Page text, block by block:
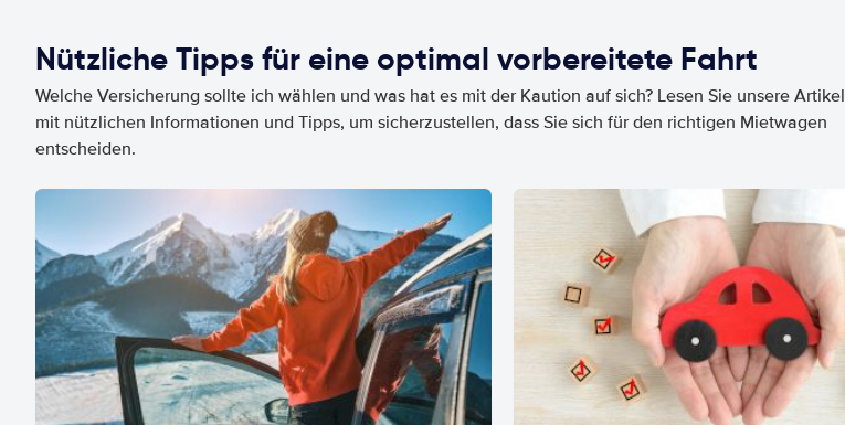
Nützliche Tipps für eine optimal vorbereitete Fahrt
Welche Versicherung sollte ich wählen und was hat es mit der Kaution auf sich? Lesen Sie unsere Artikel
mit nützlichen Informationen und Tipps, um sicherzustellen, dass Sie sich für den richtigen Mietwagen
entscheiden.